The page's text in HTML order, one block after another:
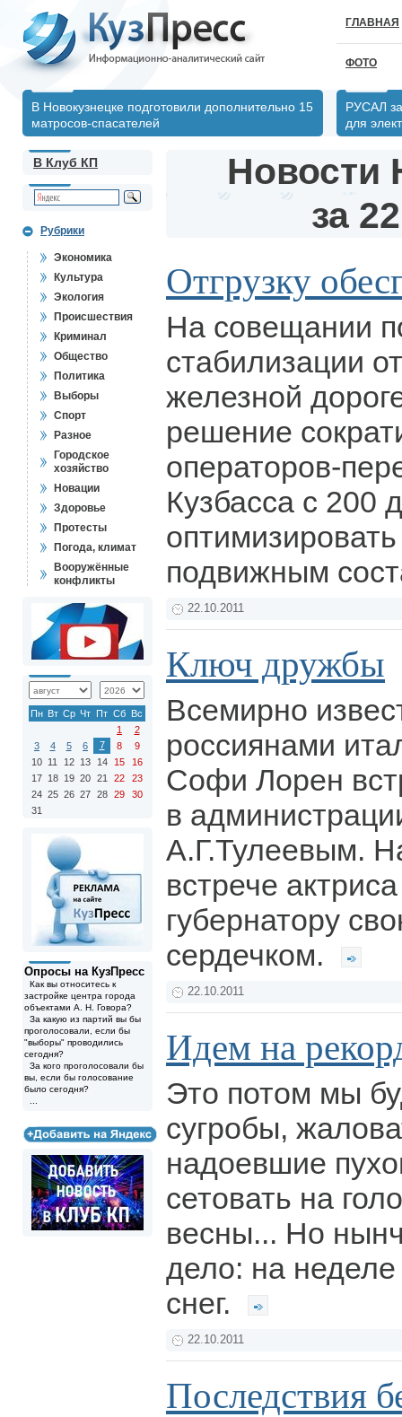
ГЛАВНАЯ
ФОТО
В Новокузнецке подготовили дополнительно 15
матросов-спасателей
РУСАЛ
для
В Клуб КП
Рубрики
Экономика
Культура
Экология
Происшествия
Криминал
Общество
Политика
Выборы
Спорт
Разное
Городское
хозяйство
Новации
Здоровье
Протесты
Погода, климат
Вооружённые
конфликты
Пн Вт Ср Чт Пт Сб Вс
1
2
3
4 5 6 7 8
9
10 11 12 13 14 15
16
17 18 19 20 21 22
23
24 25 26 27 28 29
30
31
Опросы на КузПресс
Как вы относитесь к
застройке центра города
объектами А. Н. Говора?
За какую из партий вы бы
проголосовали, если бы
"выборы" проводились
сегодня?
За кого проголосовали бы
вы, если бы голосование
было сегодня?
Новости
за
Отгрузку
На совещании
стабилизации
железной
решение
операторов-
Кузбасса с 200
подвижным
22.10.2011
Ключ дружбы
Всемирно
россиянами
Софи Лорен
в
А.Г.Тулеевым.
встрече
губернатору
сердечком.
22.10.2011
Идем на
Это потом мы
сугробы,
надоевшие
сетовать на
весны... Но
дело: на
снег.
22.10.2011
Последствия